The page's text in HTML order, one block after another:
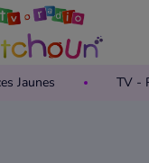
Pièces Jaunes